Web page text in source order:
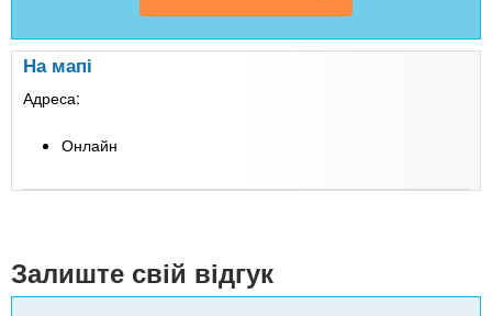
На мапі
Адреса:
Онлайн
Залиште свій відгук